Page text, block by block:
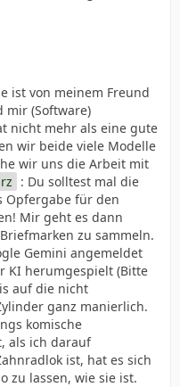
ist von meinem Freund
mir (Software)
nicht mehr als eine gute
wir beide viele Modelle
wir uns die Arbeit mit
: Du solltest mal die
Opfergabe für den
Mir geht es dann
zu sammeln.
Gemini angemeldet
KI herumgespielt (Bitte
auf die nicht
ganz manierlich.
komische
als ich darauf
ist, hat es sich
zu lassen, wie sie ist.